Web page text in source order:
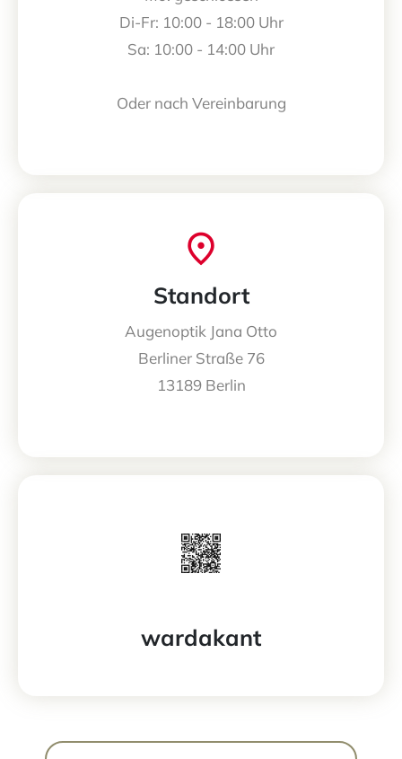
Di-Fr: 10:00 - 18:00 Uhr
Sa: 10:00 - 14:00 Uhr
Oder nach Vereinbarung
Standort
Augenoptik Jana Otto
Berliner Straße 76
13189 Berlin
wardakant